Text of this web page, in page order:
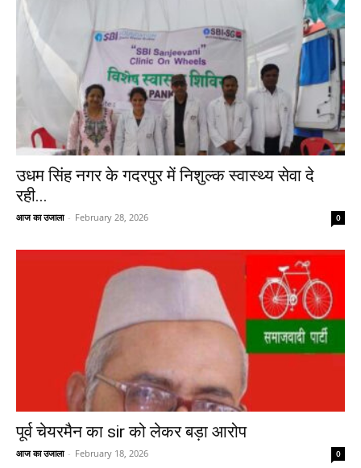
उधम सिंह नगर के गदरपुर में निशुल्क स्वास्थ्य सेवा दे
रही...
आज का उजाला - February 28, 2026 0
पूर्व चेयरमैन का sir को लेकर बड़ा आरोप
आज का उजाला - February 18, 2026 0